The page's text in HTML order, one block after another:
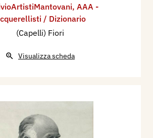
, AAA -
/ Dizionario
(Capelli) Fiori
Visualizza scheda